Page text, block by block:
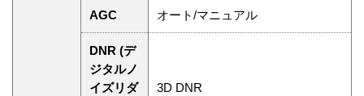
AGC オート/マニュアル
DNR (デ
ジタルノ
イズリダ
3D DNR